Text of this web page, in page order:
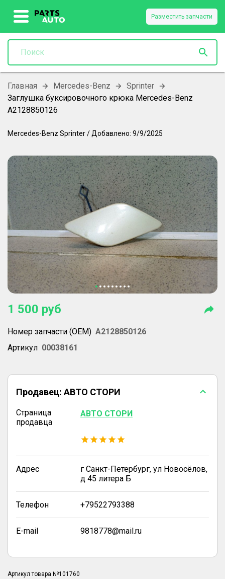
Разместить запчасти
Главная Mercedes-Benz
Sprinter
Заглушка буксировочного крюка Mercedes-Benz
A2128850126
Mercedes-Benz Sprinter/ Добавлено: 9/9/2025
1 500 руб
Номер запчасти (OEM) A2128850126
Артикул 00038161
Продавец: АВТО СТОРИ
Страница
продавца
АВТО СТОРИ
Адрес
г Санкт-Петербург, ул Новосёлов,
д 45 литера Б
Телефон +79522793388
E-mail 9818778@mail.ru
Артикул товара №101760